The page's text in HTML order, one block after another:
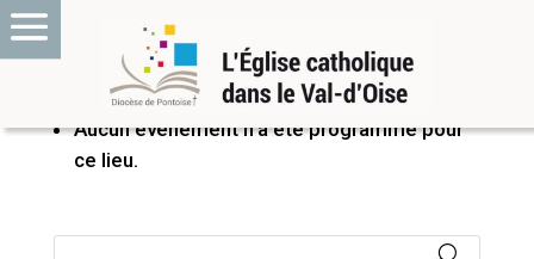
PROCHAINS ÉVÉNEMENTS
Aucun événement n’a été programmé pour
ce lieu.